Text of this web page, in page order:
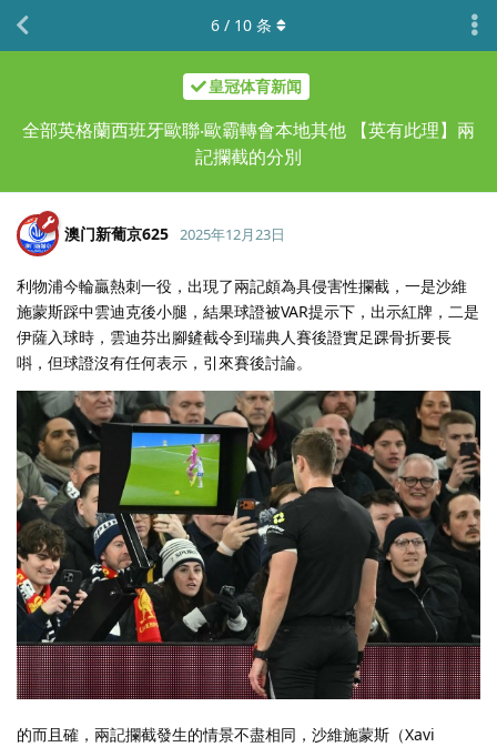
皇冠体育新闻
全部英格蘭西班牙歐聯‧歐霸轉會本地其他 【英有此理】兩
記攔截的分別
6 / 10 条
澳门新葡京625 2025年12月23日
利物浦今輪贏熱刺一役，出現了兩記頗為具侵害性攔截，一是沙維
施蒙斯踩中雲迪克後小腿，結果球證被VAR提示下，出示紅牌，二是
伊薩入球時，雲迪芬出腳鏟截令到瑞典人賽後證實足踝骨折要長
唞，但球證沒有任何表示，引來賽後討論。
的而且確，兩記攔截發生的情景不盡相同，沙維施蒙斯（Xavi